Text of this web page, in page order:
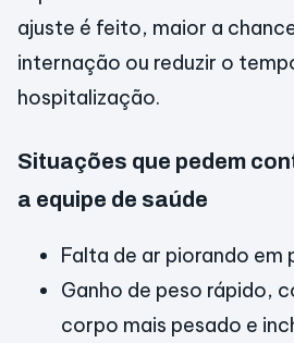
ajuste é feito, maior a
internação ou reduzir o
hospitalização.
Situações que pedem
a equipe de saúde
Falta de ar piorando em
Ganho de peso rápido,
corpo mais pesado e